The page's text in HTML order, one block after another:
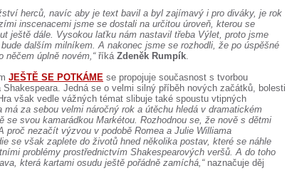
herců, navíc aby je text bavil a byl zajímavý i pro diváky, je rok
inscenacemi jsme se dostali na určitou úroveň, kterou se
ještě dále. Vysokou laťku nám nastavil třeba Výlet, proto jsme
dalším milníkem. A nakonec jsme se rozhodli, že po úspěšné
něčem úplně novém,“ říká Zdeněk Rumpík.
JEŠTĚ SE POTKÁME se propojuje současnost s tvorbou
Jedná se o velmi silný příběh nových začátků, bolesti
však vedle vážných témat slibuje také spoustu vtipných
má za sebou velmi náročný rok a útěchu hledá v dramatickém
se svou kamarádkou Markétou. Rozhodnou se, že nově s dětmi
proč nezačít výzvou v podobě Romea a Julie Williama
se však zaplete do životů hned několika postav, které se náhle
problémy prostřednictvím Shakespearových veršů. A do toho
která kartami osudu ještě pořádně zamíchá,“naznačuje děj